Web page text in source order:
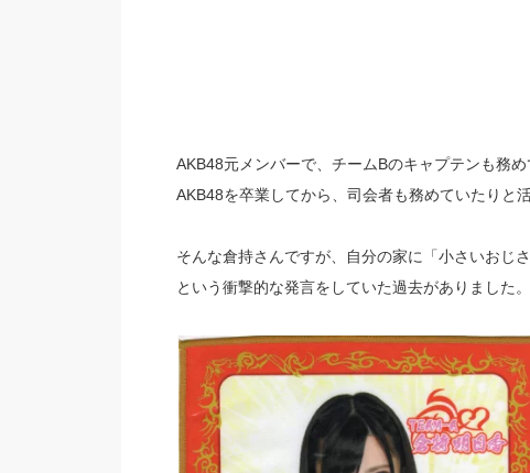
AKB48元メンバーで、チームBのキャプテンも務め
AKB48を卒業してから、司会者も務めていたりと
そんな倉持さんですが、自分の家に「小さいおじ
という衝撃的な発言をしていた過去がありました。